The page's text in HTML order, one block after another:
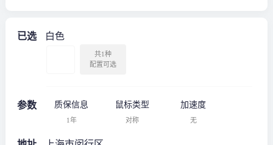
已选 白色
共1种
配置可选
参数 质保信息
1年
鼠标类型
对称
加速度
无